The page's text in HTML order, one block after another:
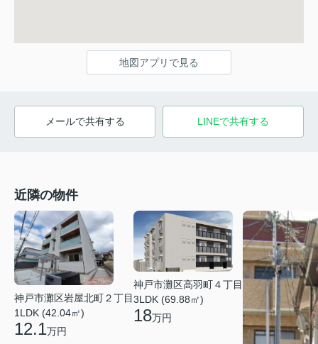
地図アプリで見る
メールで共有する LINEで共有する
近隣の物件
神戸市灘区岩屋北町２丁目
1LDK (42.04㎡)
12.1万円
神戸市灘区高羽町４丁目
3LDK (69.88㎡)
18万円